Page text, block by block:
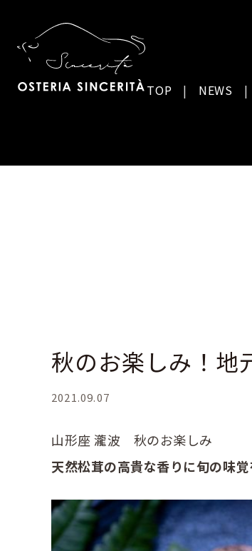
TOP NEWS
秋のお楽しみ！地
2021.09.07
山形座 瀧波 秋のお楽しみ
天然松茸の高貴な香りに旬の味